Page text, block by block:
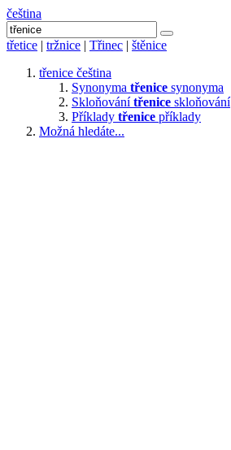
čeština
třetice | tržnice | Třinec | štěnice
třenice čeština
Synonyma třenice synonyma
Skloňování třenice skloňování
Příklady třenice příklady
Možná hledáte...